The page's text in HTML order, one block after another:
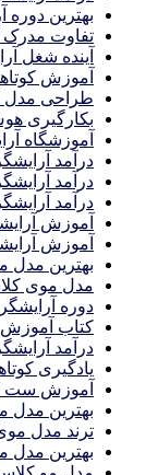
بهترین دوره
تفاوت مدرک
آینده شغل
آموزش
طراحی مدل
بکارگیری
آموزشگاه
درآمد
درآمد
درآمد
آموزش
آموزش
بهترین مدل
مدل موی
دوره
کتاب آموزش
درآمد
یادگیری
آموزش ست
بهترین مدل
ترند مدل موی
بهترين مدل